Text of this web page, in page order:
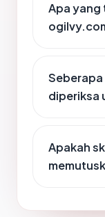
Apa
diperiksa
Apakah